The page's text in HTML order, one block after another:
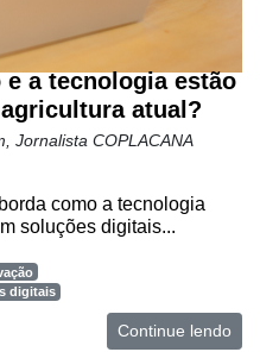
e a tecnologia estão
atual?
Jornalista COPLACANA
como a tecnologia
soluções digitais...
digitais
Continue lendo